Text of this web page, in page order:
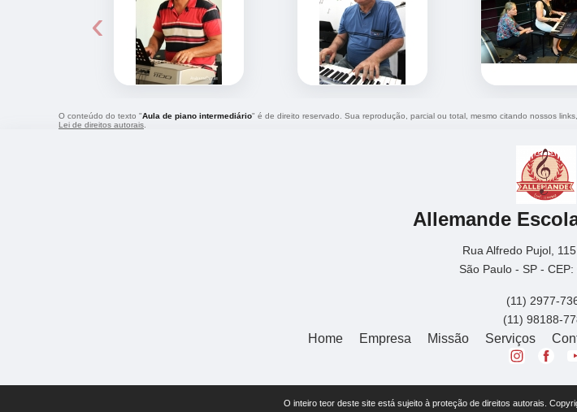
‹
O conteúdo do texto "Aula de piano intermediário" é de direito reservado. Sua reprodução, parcial ou total, mesmo citando nossos
Lei de direitos autorais
Allemande
Rua Alfredo Pujol,
São Paulo - SP -
(11) 2977-
(11) 98188-
Home Empresa Missão Serviços
O inteiro teor deste site está sujeito à proteção de direitos autorais.